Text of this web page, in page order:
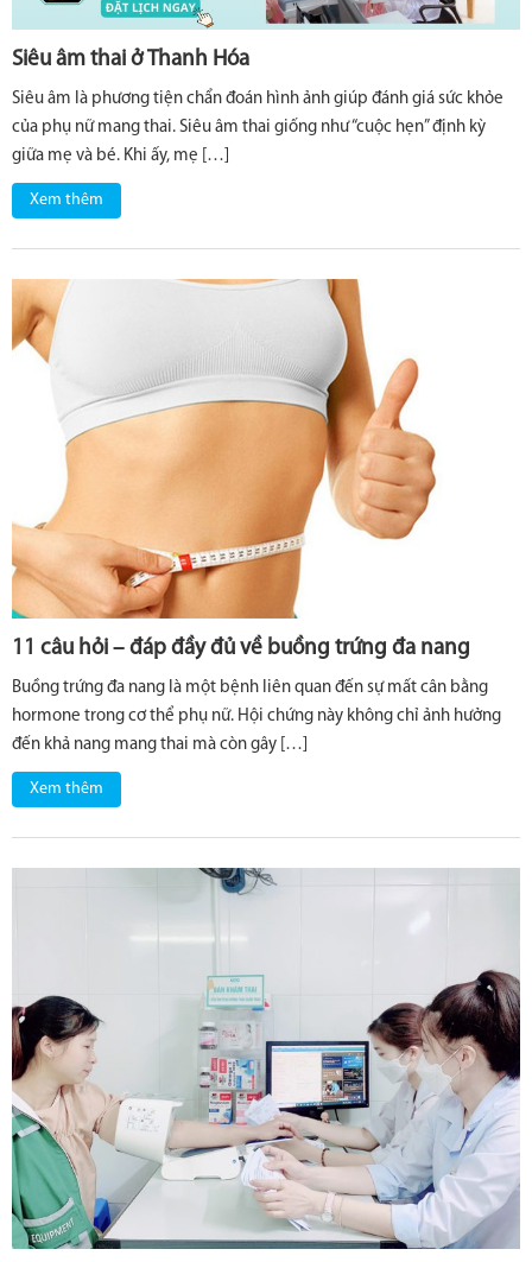
Siêu âm thai ở Thanh Hóa
Siêu âm là phương tiện chẩn đoán hình ảnh giúp đánh giá sức khỏe
của phụ nữ mang thai. Siêu âm thai giống như “cuộc hẹn” định kỳ
giữa mẹ và bé. Khi ấy, mẹ […]
Xem thêm
11 câu hỏi – đáp đầy đủ về buồng trứng đa nang
Buồng trứng đa nang là một bệnh liên quan đến sự mất cân bằng
hormone trong cơ thể phụ nữ. Hội chứng này không chỉ ảnh hưởng
đến khả nang mang thai mà còn gây […]
Xem thêm